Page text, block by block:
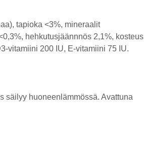
tapioka <3%, mineraalit
hehkutusjäännnös 2,1%, kosteus
vitamiini 200 IU, E-vitamiini 75 IU.
säilyy huoneenlämmössä. Avattuna